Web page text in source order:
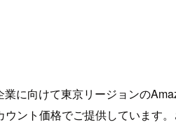
に向けて東京リージョンの
ント価格でご提供しています